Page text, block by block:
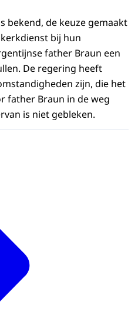
bekend, de keuze gemaakt
bij hun
father Braun een
De regering heeft
zijn, die het
father Braun in de weg
is niet gebleken.